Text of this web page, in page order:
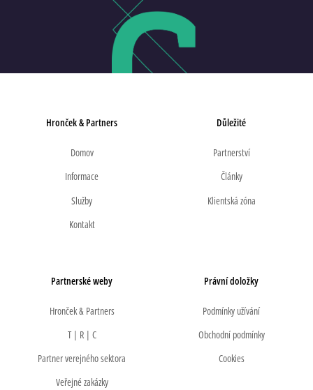
Hronček & Partners
Domov
Informace
Služby
Kontakt
Důležité
Partnerství
Články
Klientská zóna
Partnerské weby
Hronček & Partners
T | R | C
Partner verejného sektora
Veřejné zakázky
Právní doložky
Podmínky užívání
Obchodní podmínky
Cookies